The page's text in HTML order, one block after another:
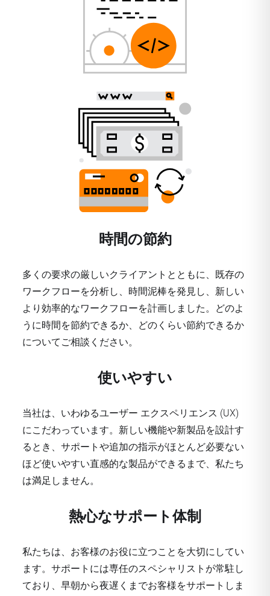
時間の節約
多くの要求の厳しいクライアントとともに、既存の
ワークフローを分析し、時間泥棒を発見し、新しい
より効率的なワークフローを計画しました。どのよ
うに時間を節約できるか、どのくらい節約できるか
についてご相談ください。
使いやすい
当社は、いわゆるユーザー エクスペリエンス (UX)
にこだわっています。新しい機能や新製品を設計す
るとき、サポートや追加の指示がほとんど必要ない
ほど使いやすい直感的な製品ができるまで、私たち
は満足しません。
熱心なサポート体制
私たちは、お客様のお役に立つことを大切にしてい
ます。サポートには専任のスペシャリストが常駐し
ており、早朝から夜遅くまでお客様をサポートしま